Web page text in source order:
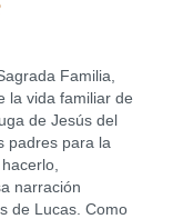
Familia,
la vida familiar de
de Jesús del
padres para la
narración
de Lucas. Como